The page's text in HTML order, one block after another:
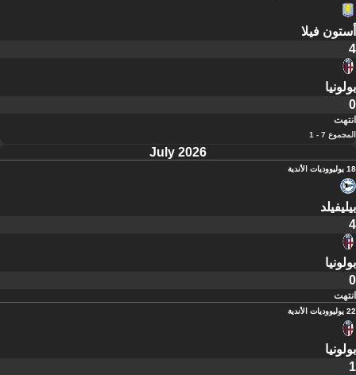
أستون فيلا
4
بولونيا
0
انتهت
المجموع 7 - 1
July 2026
18 يوليو وديات الأندية
بيليفيلد
4
بولونيا
0
انتهت
22 يوليو وديات الأندية
بولونيا
1